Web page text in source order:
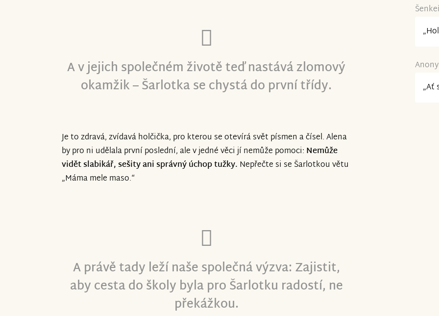
A v jejich společném životě teď nastává zlomový
okamžik – Šarlotka se chystá do první třídy.
Je to zdravá, zvídavá holčička, pro kterou se otevírá svět písmen a čísel. Alena
by pro ni udělala první poslední, ale v jedné věci jí nemůže pomoci: Nemůže
vidět slabikář, sešity ani správný úchop tužky. Nepřečte si se Šarlotkou větu
„Máma mele maso.“
A právě tady leží naše společná výzva: Zajistit,
aby cesta do školy byla pro Šarlotku radostí, ne
překážkou.
„Ať